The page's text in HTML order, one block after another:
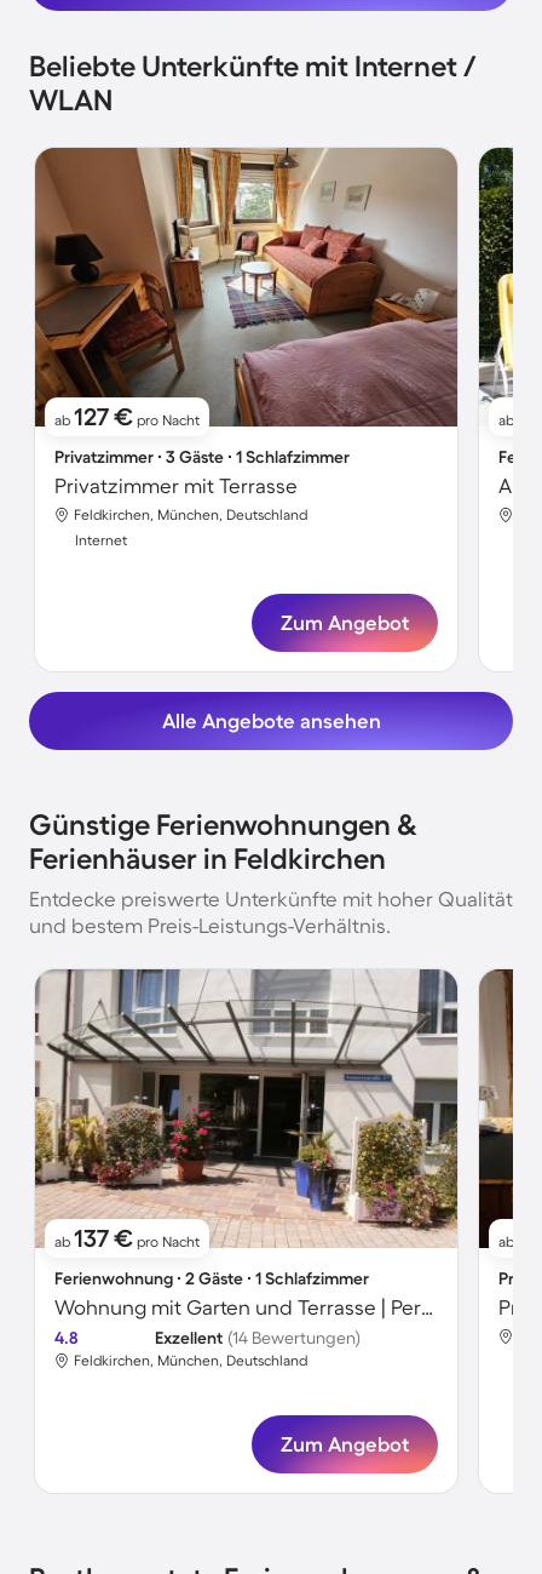
Beliebte Unterkünfte mit Internet /
WLAN
ab 127 € pro Nacht
Privatzimmer ∙ 3 Gäste ∙ 1 Schlafzimmer
Privatzimmer mit Terrasse
Feldkirchen, München, Deutschland
Internet
Zum Angebot
ab
Alle Angebote ansehen
Günstige Ferienwohnungen &
Ferienhäuser in Feldkirchen
Entdecke preiswerte Unterkünfte mit hoher Qualität
und bestem Preis-Leistungs-Verhältnis.
ab 137 € pro Nacht
Ferienwohnung ∙ 2 Gäste ∙ 1 Schlafzimmer
Wohnung mit Garten und Terrasse | Perfekt für die Arbeit von Zuhause
4.8 Exzellent (14 Bewertungen)
Feldkirchen, München, Deutschland
Zum Angebot
ab